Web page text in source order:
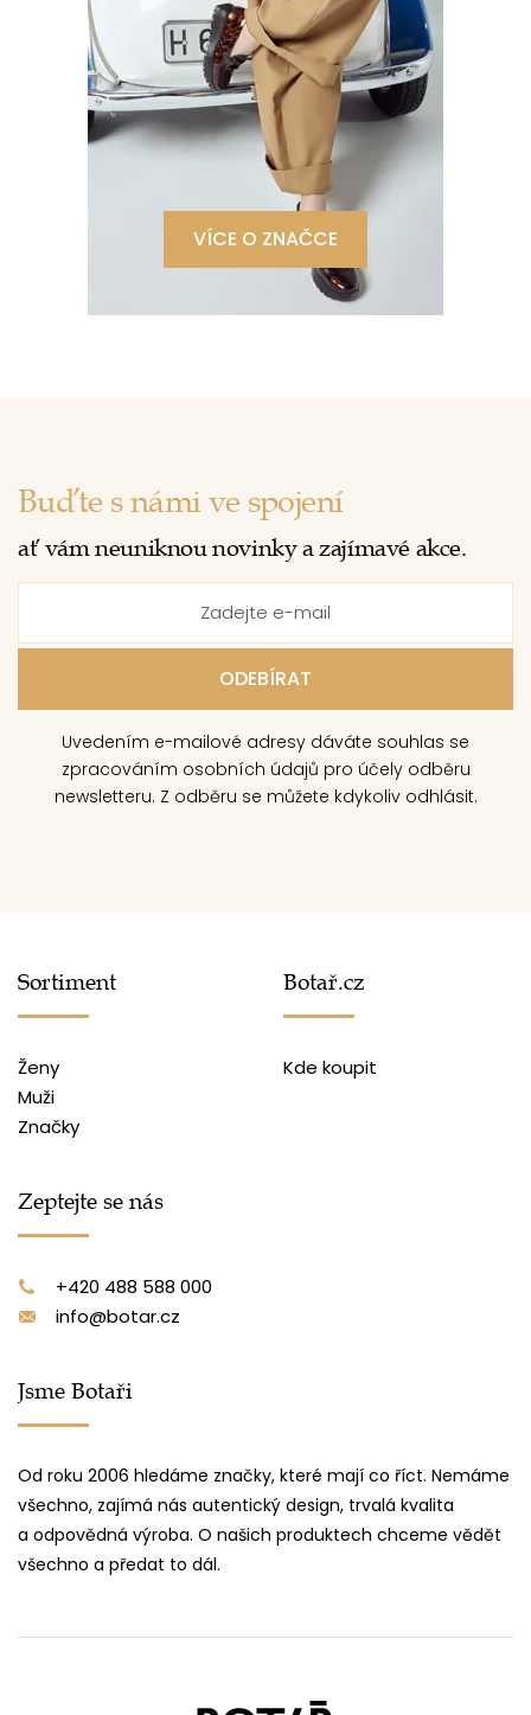
VÍCE O ZNAČCE
Buďte s námi ve spojení
ať vám neuniknou novinky a zajímavé akce.
Uvedením e-mailové adresy dáváte souhlas se
zpracováním osobních údajů pro účely odběru
newsletteru. Z odběru se můžete kdykoliv odhlásit.
Sortiment
Ženy
Muži
Značky
Botař.cz
Kde koupit
Zeptejte se nás
+420 488 588 000
info@botar.cz
Jsme Botaři
Od roku 2006 hledáme značky, které mají co říct. Nemáme
všechno, zajímá nás autentický design, trvalá kvalita
a odpovědná výroba. O našich produktech chceme vědět
všechno a předat to dál.